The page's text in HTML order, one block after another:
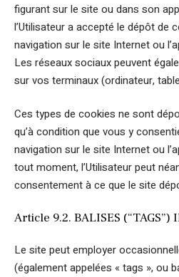
figurant sur le site ou dans son
l’Utilisateur a accepté le dépôt de
navigation sur le site Internet ou
Les réseaux sociaux peuvent
sur vos terminaux (ordinateur,
Ces types de cookies ne sont
qu’à condition que vous y
navigation sur le site Internet ou
tout moment, l’Utilisateur peut
consentement à ce que le site
Article 9.2. BALISES (“TAGS”)
Le site peut employer
(également appelées « tags », ou